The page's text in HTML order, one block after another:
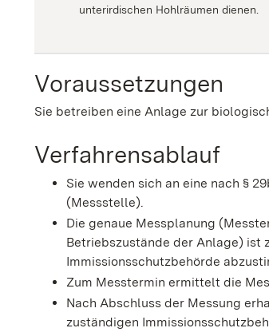
unterirdischen Hohlräumen dienen.
Voraussetzungen
Sie betreiben eine Anlage zur
Verfahrensablauf
Sie wenden sich an eine nach §
(Messstelle).
Die genaue Messplanung
Betriebszustände der Anlage) ist
Immissionsschutzbehörde
Zum Messtermin ermittelt die
Nach Abschluss der Messung
zuständigen